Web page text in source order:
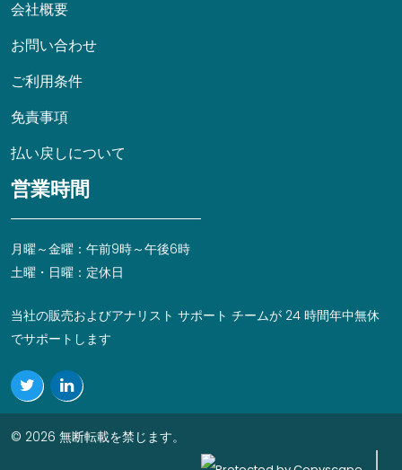
会社概要
お問い合わせ
ご利用条件
免責事項
払い戻しについて
営業時間
月曜～金曜：午前9時～午後6時
土曜・日曜：定休日
当社の販売およびアナリスト サポート チームが 24 時間年中無休
でサポートします
© 2026 無断転載を禁じます。